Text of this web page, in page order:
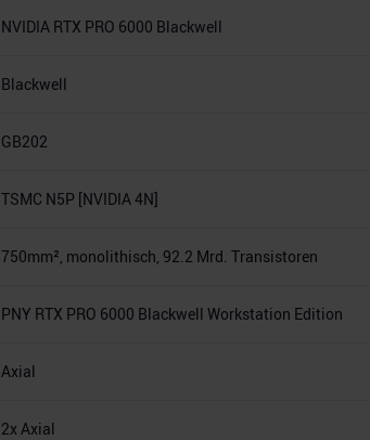
NVIDIA RTX PRO 6000 Blackwell
Blackwell
GB202
TSMC N5P [NVIDIA 4N]
750mm², monolithisch, 92.2 Mrd. Transistoren
PNY RTX PRO 6000 Blackwell Workstation Edition
Axial
2x Axial